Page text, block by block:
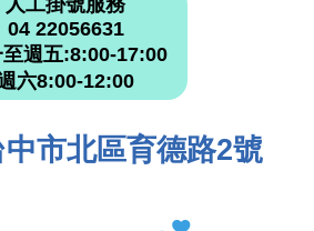
04 22056631
週五:8:00-17:00
六8:00-12:00
市北區育德路2號